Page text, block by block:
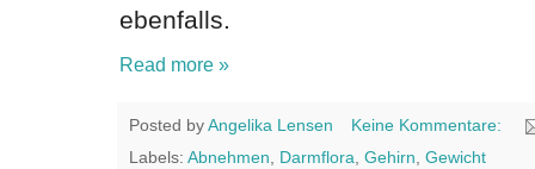
ebenfalls.
Read more »
Posted byAngelika Lensen
Keine Kommentare:
Labels: Abnehmen, Darmflora, Gehirn, Gewicht